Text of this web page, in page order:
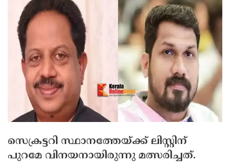
സെക്രട്ടറി സ്ഥാനത്തേയ്ക്ക് ലിസ്റ്റിന്
പുറമേ വിനയനായിരുന്നു മത്സരിച്ചത്.